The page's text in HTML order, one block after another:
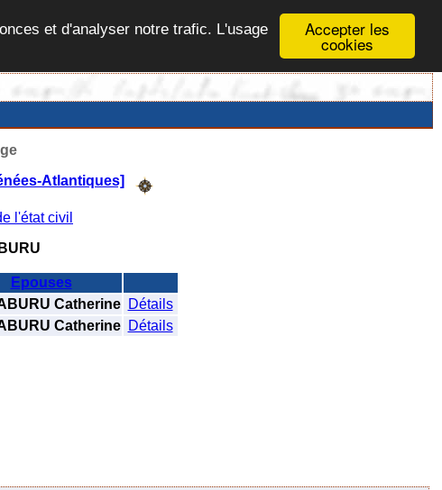
Accepter les
cookies
et d'analyser notre trafic. L'usage
Atlantiques]
l'état civil
Epouses
Catherine
Détails
Catherine Détails